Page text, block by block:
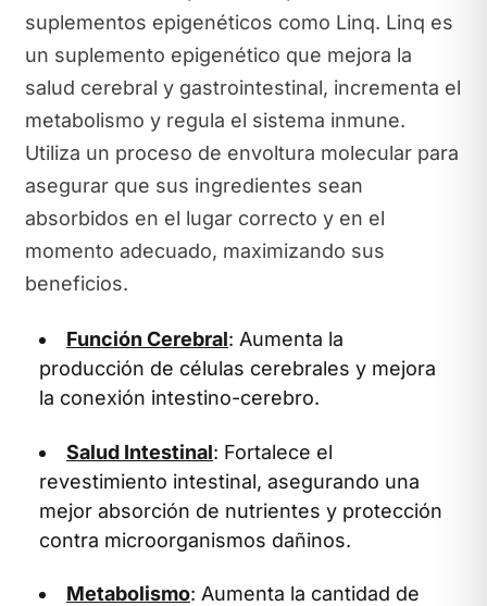
suplementos epigenéticos como Linq. Linq es
un suplemento epigenético que mejora la
salud cerebral y gastrointestinal, incrementa el
metabolismo y regula el sistema inmune.
Utiliza un proceso de envoltura molecular para
asegurar que sus ingredientes sean
absorbidos en el lugar correcto y en el
momento adecuado, maximizando sus
beneficios.
Función Cerebral: Aumenta la
producción de células cerebrales y mejora
la conexión intestino-cerebro.
Salud Intestinal: Fortalece el
revestimiento intestinal, asegurando una
mejor absorción de nutrientes y protección
contra microorganismos dañinos.
Metabolismo: Aumenta la cantidad de